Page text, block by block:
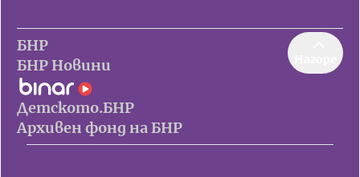
БНР
БНР Новини
Детското.БНР
Архивен фонд на БНР